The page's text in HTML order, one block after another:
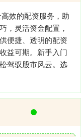
效的配资服务，助
，灵活资金配置，
便捷、透明的配资
益可期。新手入门
驾驭股市风云。选